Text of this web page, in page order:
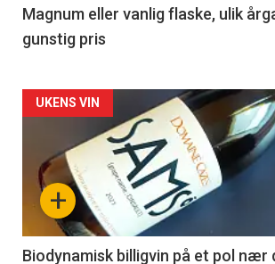
3
Magnum eller vanlig flaske, ulik
gunstig pris
Forsiden
akkurat
nå
4
+
UKENS VIN
Biodynamisk billigvin på et pol nær